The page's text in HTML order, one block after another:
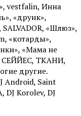
vestfalin, Инна
«друнк»,
«Шлюз»,
«котарды»,
«Мама не
СЕЙЙЕС, ТКАНИ,
другие.
Android, Saint
DJ Korolev, DJ